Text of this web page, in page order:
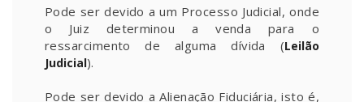
Pode ser devido a um Processo Judicial, onde
o Juiz determinou a venda para o
ressarcimento de alguma dívida (Leilão
Judicial).
Pode ser devido a Alienação Fiduciária, isto é,